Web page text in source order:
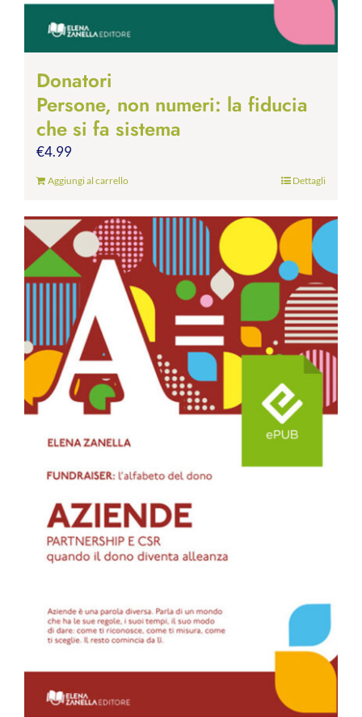
Donatori
Persone, non numeri: la fiducia
che si fa sistema
€4.99
Aggiungi al carrello Dettagli